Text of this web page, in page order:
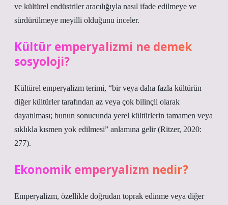
ve kültürel endüstriler aracılığıyla nasıl ifade edilmeye ve
sürdürülmeye meyilli olduğunu inceler.
Kültür emperyalizmi ne demek
sosyoloji?
Kültürel emperyalizm terimi, “bir veya daha fazla kültürün
diğer kültürler tarafından az veya çok bilinçli olarak
dayatılması; bunun sonucunda yerel kültürlerin tamamen veya
sıklıkla kısmen yok edilmesi” anlamına gelir (Ritzer, 2020:
277).
Ekonomik emperyalizm nedir?
Emperyalizm, özellikle doğrudan toprak edinme veya diğer